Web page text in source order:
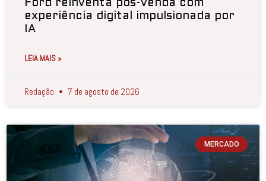
Ford reinventa pós-venda com
experiência digital impulsionada por
IA
LEIA MAIS »
Redação 7 de agosto de 2026
MERCADO